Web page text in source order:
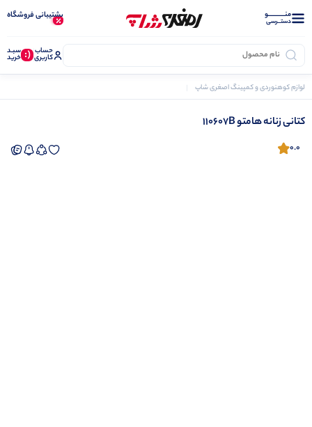
منــــــــــــو
دستــرسی
پشتیبانی فروشگاه
حساب
کاربری (: سبـد
خرید
لوازم کوهنوردی و کمپینگ اصغری شاپ
کتانی زنانه هامتو 110607B
0.0